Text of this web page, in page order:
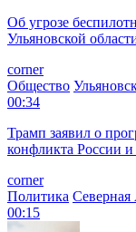
Об угрозе
Ульяновской
corner
Общество
00:34
Трамп заявил о
конфликта России
corner
Политика
00:15